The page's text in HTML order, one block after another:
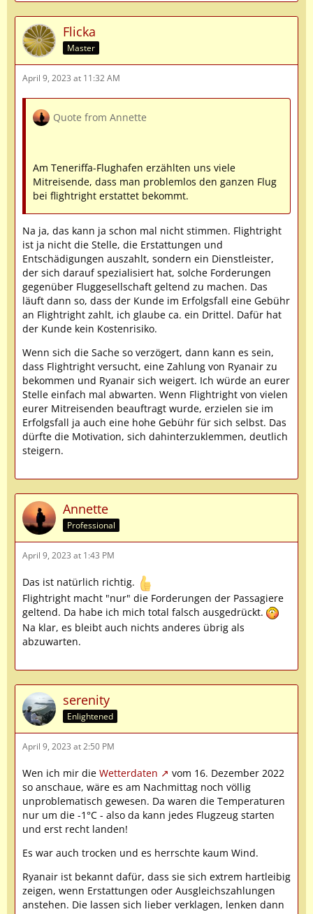
Flicka
Master
April 9, 2023 at 11:32 AM
Quote from Annette
Am Teneriffa-Flughafen erzählten uns viele
Mitreisende, dass man problemlos den ganzen Flug
bei flightright erstattet bekommt.
Na ja, das kann ja schon mal nicht stimmen. Flightright
ist ja nicht die Stelle, die Erstattungen und
Entschädigungen auszahlt, sondern ein Dienstleister,
der sich darauf spezialisiert hat, solche Forderungen
gegenüber Fluggesellschaft geltend zu machen. Das
läuft dann so, dass der Kunde im Erfolgsfall eine Gebühr
an Flightright zahlt, ich glaube ca. ein Drittel. Dafür hat
der Kunde kein Kostenrisiko.
Wenn sich die Sache so verzögert, dann kann es sein,
dass Flightright versucht, eine Zahlung von Ryanair zu
bekommen und Ryanair sich weigert. Ich würde an eurer
Stelle einfach mal abwarten. Wenn Flightright von vielen
eurer Mitreisenden beauftragt wurde, erzielen sie im
Erfolgsfall ja auch eine hohe Gebühr für sich selbst. Das
dürfte die Motivation, sich dahinterzuklemmen, deutlich
steigern.
Annette
Professional
April 9, 2023 at 1:43 PM
Das ist natürlich richtig.
Flightright macht "nur" die Forderungen der Passagiere
geltend. Da habe ich mich total falsch ausgedrückt.
Na klar, es bleibt auch nichts anderes übrig als
abzuwarten.
serenity
Enlightened
April 9, 2023 at 2:50 PM
Wen ich mir die Wetterdaten
vom 16. Dezember 2022
so anschaue, wäre es am Nachmittag noch völlig
unproblematisch gewesen. Da waren die Temperaturen
nur um die -1°C - also da kann jedes Flugzeug starten
und erst recht landen!
Es war auch trocken und es herrschte kaum Wind.
Ryanair ist bekannt dafür, dass sie sich extrem hartleibig
zeigen, wenn Erstattungen oder Ausgleichszahlungen
anstehen. Die lassen sich lieber verklagen, lenken dann